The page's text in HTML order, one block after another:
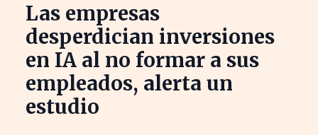
Las empresas
desperdician inversiones
en IA al no formar a sus
empleados, alerta un
estudio